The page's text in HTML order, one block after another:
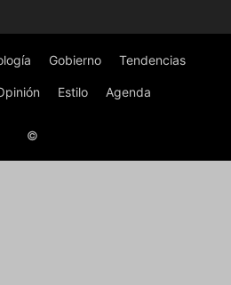
Gobierno Tendencias
Estilo Agenda
©